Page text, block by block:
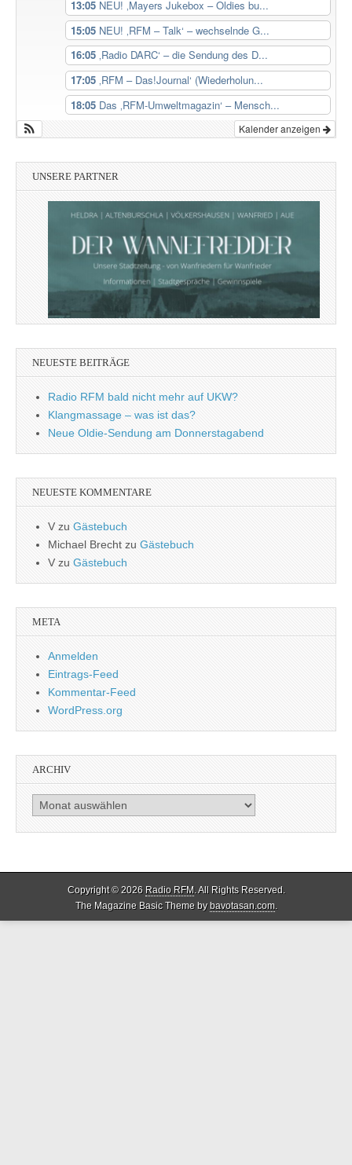
13:05 NEU! ‚Mayers Jukebox – Oldies bu...
15:05 NEU! ‚RFM – Talk‘ – wechselnde G...
16:05 ‚Radio DARC‘ – die Sendung des D...
17:05 ‚RFM – Das!Journal‘ (Wiederholun...
18:05 Das ‚RFM-Umweltmagazin‘ – Mensch...
Kalender anzeigen
UNSERE PARTNER
NEUESTE BEITRÄGE
Radio RFM bald nicht mehr auf UKW?
Klangmassage – was ist das?
Neue Oldie-Sendung am Donnerstagabend
NEUESTE KOMMENTARE
V zu Gästebuch
Michael Brecht zu Gästebuch
Vzu Gästebuch
META
Anmelden
Eintrags-Feed
Kommentar-Feed
WordPress.org
ARCHIV
Archiv
Copyright © 2026 Radio RFM. All Rights Reserved.
The Magazine Basic Theme bybavotasan.com.